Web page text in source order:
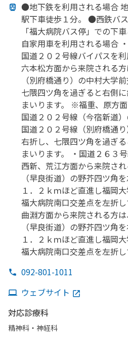
●地下鉄を利用される場合
駅下車徒歩１分。 ●西鉄バ
「福大病院バス停」での下車
自家用車を利用される場合 ・
国道２０２号線バイパスを
六本松方面から来院される方
（別府橋通り）の中村大学
七隈四ツ角を過ぎると右側に
まいります。
※福重、 原方
国道２０２号線 （今宿新道
国道２０２号線 （別府橋通
右折し、 七隈四ツ角を過ぎる
まいります。
・国道２６３
西新、 荒江方面から来院され
（早良街道）の野芥四ツ角を
１．
２ｋｍほど直進し福岡
福大病院南口交差点を左折し
曲淵方面から来院される方は
（早良街道）の野芥四ツ角を
１．
２ｋｍほど直進し福岡
福大病院南口交差点を左折し
092-801-1011
ウェブサイト
対応診療科
精神科・神経科